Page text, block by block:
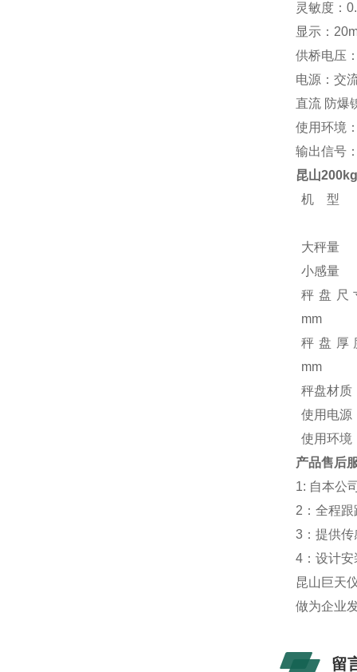
灵敏度：
显示：
供桥电压
电源：交
直流 防爆
使用环境
输出信号
昆山2
机 型
大秤量
小感量
秤盘尺
mm
秤盘厚
mm
秤盘材质
使用电源
使用环境
产品售后
1: 自本公
2：全程
3：提供
4：设计
昆山巨天
做为企业
留